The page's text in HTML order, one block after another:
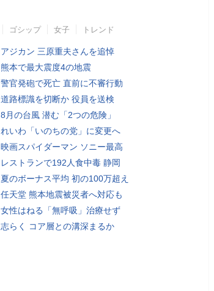
ゴシップ 女子 トレンド
アジカン 三原重夫さんを追悼
熊本で最大震度4の地震
警官発砲で死亡 直前に不審行動
道路標識を切断か 役員を送検
8月の台風 潜む「2つの危険」
れいわ「いのちの党」に変更へ
映画スパイダーマン ソニー最高
レストランで192人食中毒 静岡
夏のボーナス平均 初の100万超え
任天堂 熊本地震被災者へ対応も
女性はねる「無呼吸」治療せず
志らく コア層との溝深まるか